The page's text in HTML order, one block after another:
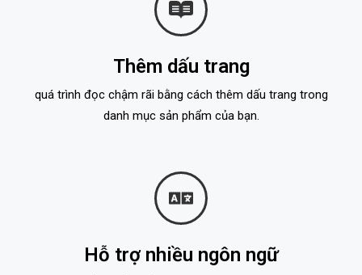
Thêm dấu trang
quá trình đọc chậm rãi bằng cách thêm dấu trang trong
danh mục sản phẩm của bạn.
Hỗ trợ nhiều ngôn ngữ